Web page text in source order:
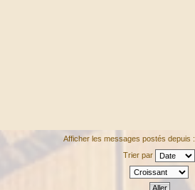
Afficher les messages postés depuis :
Trier par